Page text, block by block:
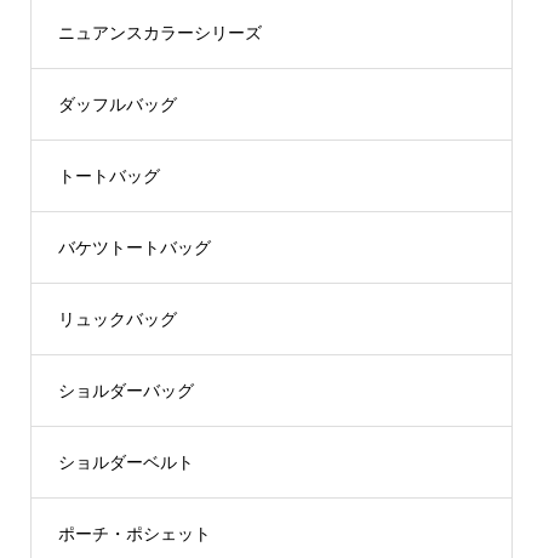
ニュアンスカラーシリーズ
ダッフルバッグ
トートバッグ
バケツトートバッグ
リュックバッグ
ショルダーバッグ
ショルダーベルト
ポーチ・ポシェット